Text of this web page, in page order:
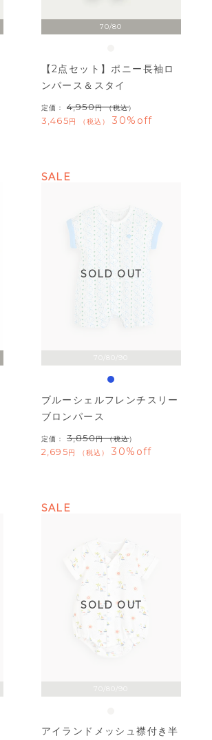
70/80
【2点セット】ポニー長袖ロ
ンパース＆スタイ
定価： 4,950 （税込）
3,465 税込 30%off
70/80/90
SOLD OUT
SALE
ブルーシェルフレンチスリー
ブロンパース
定価： 3,850 （税込）
2,695 税込 30%off
70/80/90
SOLD OUT
SALE
アイランドメッシュ襟付き半